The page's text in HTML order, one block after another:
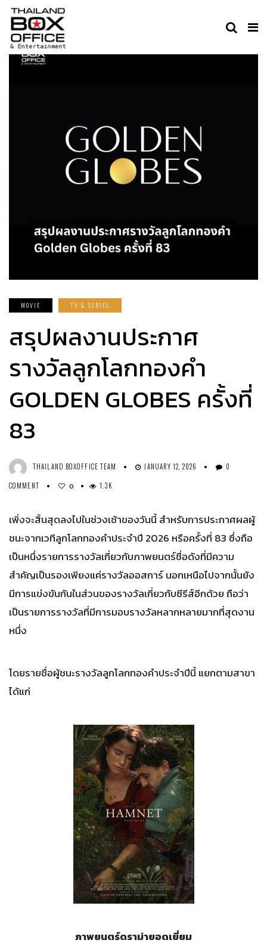
MOVIE TV & SERIES
สรุปผลงานประกาศ
รางวัลลูกโลกทองคำ
GOLDEN GLOBES ครั้งที่
83
THAILAND BOXOFFICE TEAM JANUARY 12, 2026
0
COMMENT
0 1.3K
เพิ่งจะสิ้นสุดลงไปในช่วงเช้าของวันนี้ สำหรับการประกาศผลผู้
ชนะจากเวทีลูกโลกทองคำประจำปี 2026 หรือครั้งที่ 83 ซึ่งถือ
เป็นหนึ่งรายการรางวัลเกี่ยวกับภาพยนตร์ชื่อดังที่มีความ
สำคัญเป็นรองเพียงแค่รางวัลออสการ์ นอกเหนือไปจากนั้นยัง
มีการแข่งขันกันในส่วนของรางวัลเกี่ยวกับซีรีส์อีกด้วย ถือว่า
เป็นรายการรางวัลที่มีการมอบรางวัลหลากหลายมากที่สุดงาน
หนึ่ง
โดยรายชื่อผู้ชนะรางวัลลูกโลกทองคำประจำปีนี้ แยกตามสาขา
ได้แก่
ภาพยนตร์ดราม่ายอดเยี่ยม